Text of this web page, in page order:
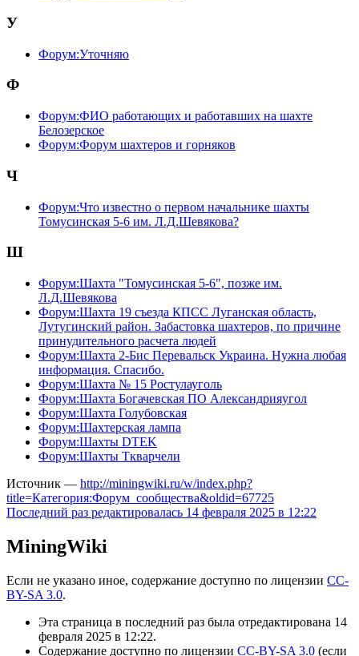
У
Форум:Уточняю
Ф
Форум:ФИО работающих и работавших на шахте
Белозерское
Форум:Форум шахтеров и горняков
Ч
Форум:Что известно о первом начальнике шахты
Томусинская 5-6 им. Л.Д.Шевякова?
Ш
Форум:Шахта "Томусинская 5-6", позже им.
Л.Д.Шевякова
Форум:Шахта 19 съезда КПСС Луганская область,
Лутугинский район. Забастовка шахтеров, по причине
принудительного расчета людей
Форум:Шахта 2-Бис Перевальск Украина. Нужна любая
информация. Спасибо.
Форум:Шахта № 15 Ростулауголь
Форум:Шахта Богачевская ПО Александрияугол
Форум:Шахта Голубовская
Форум:Шахтерская лампа
Форум:Шахты DTEK
Форум:Шахты Ткварчели
Источник — http://miningwiki.ru/w/index.php?
title=Категория:Форум_сообщества&oldid=67725
Последний раз редактировалась 14 февраля 2025 в 12:22
MiningWiki
Если не указано иное, содержание доступно по лицензии CC-
BY-SA 3.0.
Эта страница в последний раз была отредактирована 14
февраля 2025 в 12:22.
Содержание доступно по лицензии CC-BY-SA 3.0 (если